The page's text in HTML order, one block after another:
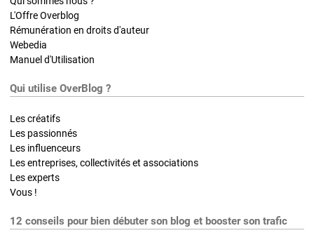
L'Offre Overblog
Rémunération en droits d'auteur
Webedia
Manuel d'Utilisation
Qui utilise OverBlog ?
Les créatifs
Les passionnés
Les influenceurs
Les entreprises, collectivités et associations
Les experts
Vous !
12 conseils pour bien débuter son blog et booster son trafic